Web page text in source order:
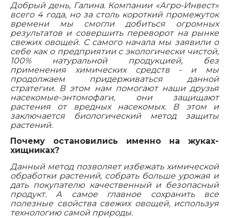
Добрый день, Галина. Компании «Агро-Инвест»
всего 4 года, но за столь короткий промежуток
времени мы смогли добиться огромных
результатов и совершить переворот на рынке
свежих овощей. С самого начала мы заявили о
себе как о предприятии с экологически чистой,
100% натуральной продукцией, без
применения химических средств - и мы
продолжаем придерживаться данной
стратегии. В этом нам помогают наши друзья
насекомые-энтомофаги, они защищают
растения от вредных насекомых. В этом и
заключается биологический метод защиты
растений.
Почему остановились именно на жуках-
хищниках?
Данный метод позволяет избежать химической
обработки растений, собрать больше урожая и
дать покупателю качественный и безопасный
продукт. А самое главное сохранить все
полезные свойства свежих овощей, используя
технологию самой природы.